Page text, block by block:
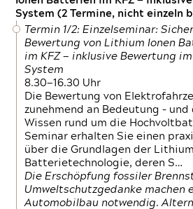
System (2 Termine, nicht einzeln
Termin 1/2: Einzelseminar:
Bewertung von Lithium Ionen
im KFZ — inklusive Bewertung im
System
8.30—16.30 Uhr
Die Bewertung von
zunehmend an Bedeutung –
Wissen rund um die
Seminar erhalten Sie einen
über die Grundlagen der
Batterietechnologie, deren S…
Die Erschöpfung fossiler
Umweltschutzgedanke machen
Automobilbau notwendig.